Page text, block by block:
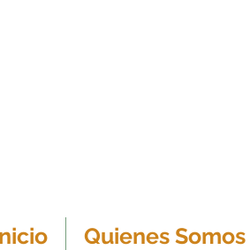
Quienes Somos